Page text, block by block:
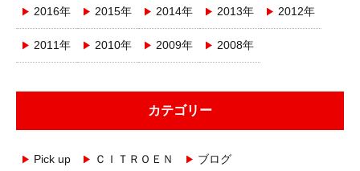
2016年 2015年 2014年 2013年 2012年
2011年 2010年 2009年 2008年
カテゴリー
Pick up ＣＩＴＲＯＥＮ ブログ